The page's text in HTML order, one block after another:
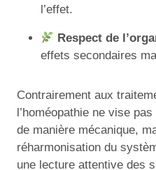
l’effet.
Respect de
effets secondaires
Contrairement aux
l’homéopathie ne vise
de manière mécanique,
réharmonisation du
une lecture attentive des